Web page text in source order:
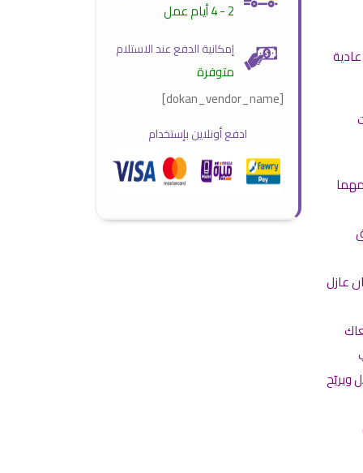
عازل
ويريّح
2 - 4 أيام عمل
إمكانية الدفع عند الاستلام
متوفرة
[dokan_vendor_name]
ادفع أونلاين بإستخدام